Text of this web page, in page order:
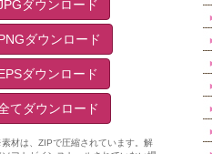
ダウンロード
ダウンロード
ダウンロード
てダウンロード